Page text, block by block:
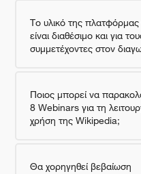
Το υλικό της
είναι διαθέσιμο και για
συμμετέχοντες στον
Ποιος μπορεί να
8 Webinars για τη
χρήση της Wikipedia;
Θα χορηγηθεί βεβαίωση